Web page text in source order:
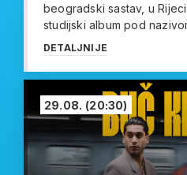
beogradski sastav, u
studijski album pod
DETALJNIJE
29.08. (20:30)